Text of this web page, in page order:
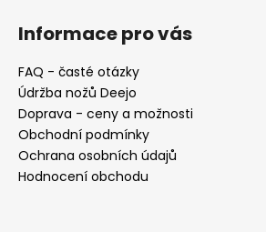
Informace pro vás
FAQ - časté otázky
Údržba nožů Deejo
Doprava - ceny a možnosti
Obchodní podmínky
Ochrana osobních údajů
Hodnocení obchodu